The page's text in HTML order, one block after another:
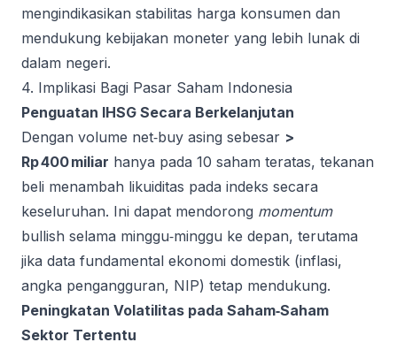
mengindikasikan stabilitas harga konsumen dan
mendukung kebijakan moneter yang lebih lunak di
dalam negeri.
4. Implikasi Bagi Pasar Saham Indonesia
Penguatan IHSG Secara Berkelanjutan
Dengan volume net‑buy asing sebesar >
Rp 400 miliar hanya pada 10 saham teratas, tekanan
beli menambah likuiditas pada indeks secara
keseluruhan. Ini dapat mendorong momentum
bullish selama minggu‑minggu ke depan, terutama
jika data fundamental ekonomi domestik (inflasi,
angka pengangguran, NIP) tetap mendukung.
Peningkatan Volatilitas pada Saham‑Saham
Sektor Tertentu